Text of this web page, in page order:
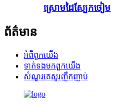
ស្រោមដៃស្បែកចៀម
ព័ត៌មាន
អំពី​ពួក​យើង
ទាក់ទង​មក​ពួក​យើង
សំណួរគេសួរញឹកញាប់